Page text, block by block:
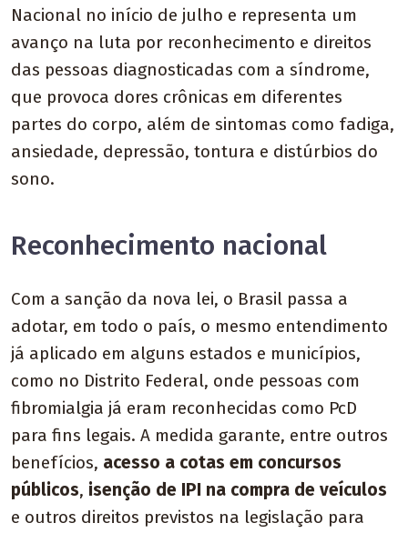
Nacional no início de julho e representa um
avanço na luta por reconhecimento e direitos
das pessoas diagnosticadas com a síndrome,
que provoca dores crônicas em diferentes
partes do corpo, além de sintomas como fadiga,
ansiedade, depressão, tontura e distúrbios do
sono.
Reconhecimento nacional
Com a sanção da nova lei, o Brasil passa a
adotar, em todo o país, o mesmo entendimento
já aplicado em alguns estados e municípios,
como no Distrito Federal, onde pessoas com
fibromialgia já eram reconhecidas como PcD
para fins legais. A medida garante, entre outros
benefícios, acesso a cotas em concursos
públicos, isenção de IPI na compra de veículos
e outros direitos previstos na legislação para